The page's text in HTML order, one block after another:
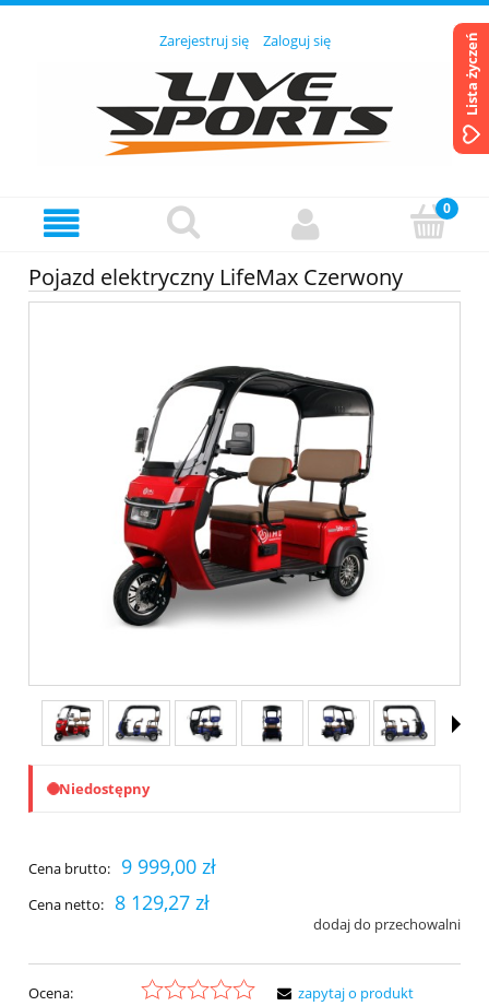
Zarejestruj się Zaloguj się
Pojazd elektryczny LifeMax Czerwony
Niedostępny
Cena brutto: 9 999,00 zł
Cena netto: 8 129,27 zł
dodaj do przechowalni
Ocena:
zapytaj o produkt
Lista życzeń